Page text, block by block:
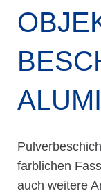
farblichen
auch weitere